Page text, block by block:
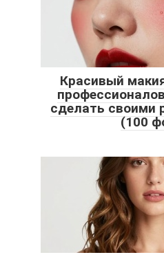
Красивый
сделать своими
(100